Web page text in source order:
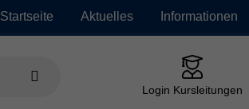
Startseite Aktuelles Informationen
Login Kursleitungen